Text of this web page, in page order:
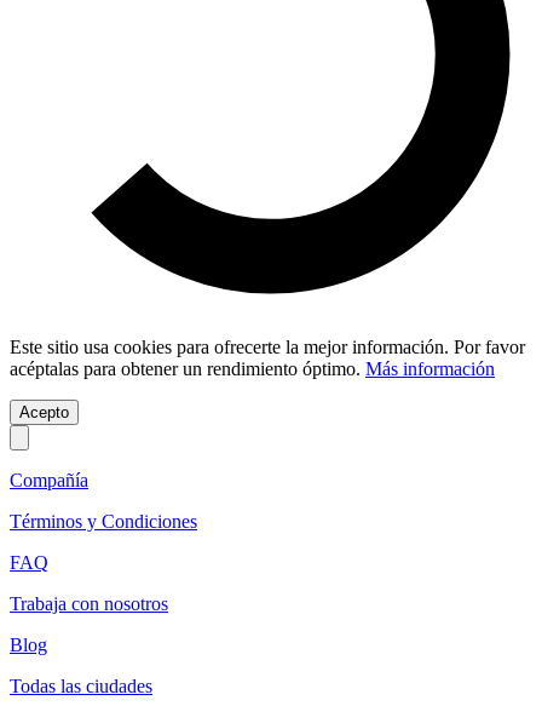
Este sitio usa cookies para ofrecerte la mejor información. Por favor
acéptalas para obtener un rendimiento óptimo. Más información
Acepto
Compañía
Términos y Condiciones
FAQ
Trabaja con nosotros
Blog
Todas las ciudades